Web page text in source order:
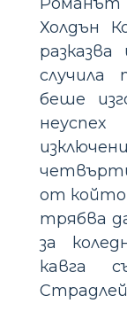
Холдън
случила
беше
от който
трябва
за
кавга